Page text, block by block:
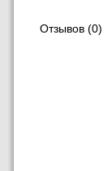
Отзывов (0)